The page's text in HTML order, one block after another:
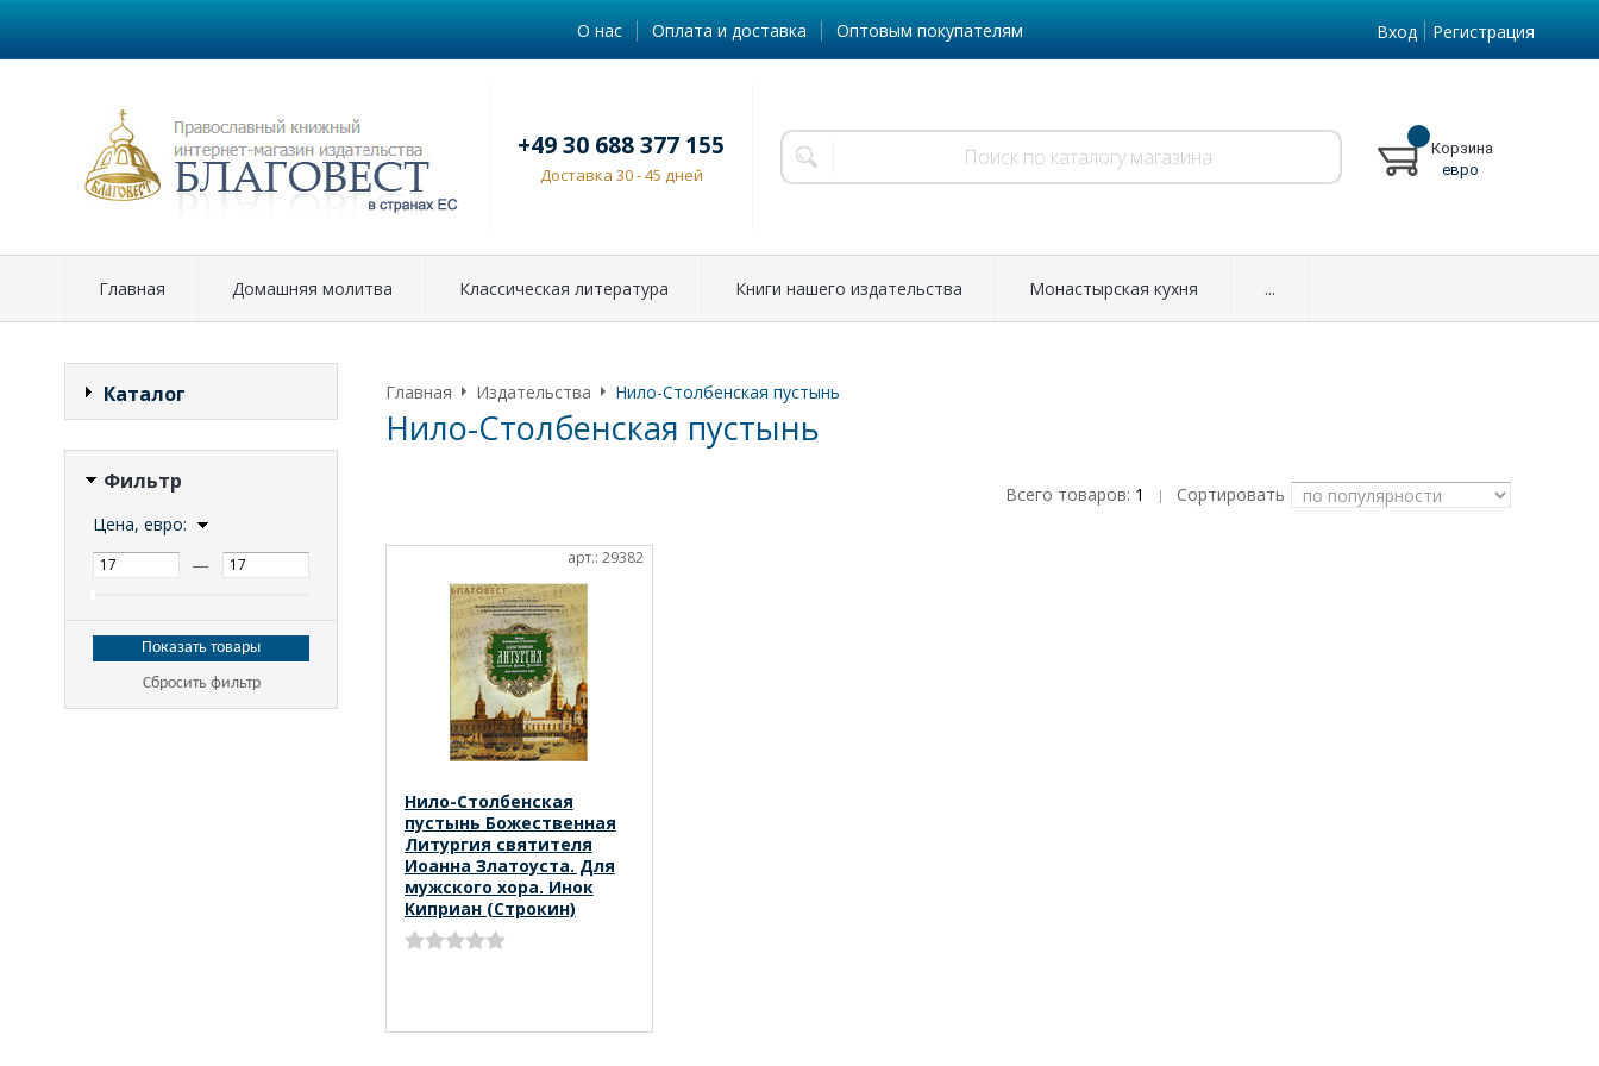
О нас Оплата и доставка Оптовым покупателям Вход Регистрация
+49 30 688 377 155
Доставка 30 - 45 дней
Корзина
евро
Главная Домашняя молитва Классическая литература Книги нашего издательства Монастырская кухня ...
Каталог
Фильтр
Цена, евро:
—
Сбросить фильтр
Главная Издательства Нило-Столбенская пустынь
Нило-Столбенская пустынь
Всего товаров: 1 | Сортировать
арт.: 29382
Нило-Столбенская
пустынь Божественная
Литургия святителя
Иоанна Златоуста. Для
мужского хора. Инок
Киприан (Строкин)